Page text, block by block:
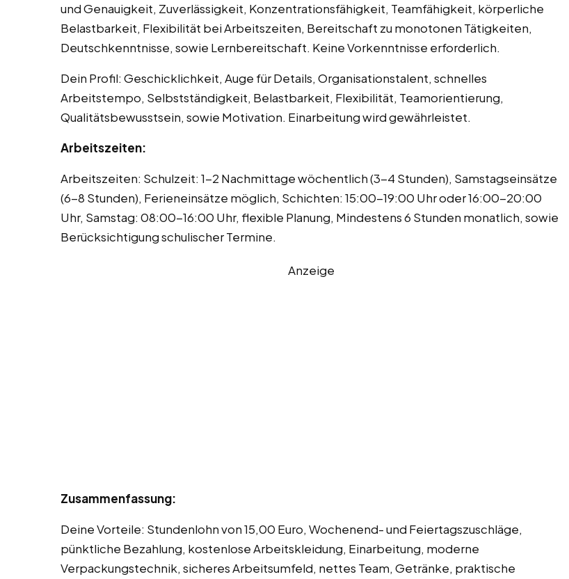
und Genauigkeit, Zuverlässigkeit, Konzentrationsfähigkeit, Teamfähigkeit, körperliche
Belastbarkeit, Flexibilität bei Arbeitszeiten, Bereitschaft zu monotonen Tätigkeiten,
Deutschkenntnisse, sowie Lernbereitschaft. Keine Vorkenntnisse erforderlich.
Dein Profil: Geschicklichkeit, Auge für Details, Organisationstalent, schnelles
Arbeitstempo, Selbstständigkeit, Belastbarkeit, Flexibilität, Teamorientierung,
Qualitätsbewusstsein, sowie Motivation. Einarbeitung wird gewährleistet.
Arbeitszeiten:
Arbeitszeiten: Schulzeit: 1-2 Nachmittage wöchentlich (3-4 Stunden), Samstagseinsätze
(6-8 Stunden), Ferieneinsätze möglich, Schichten: 15:00-19:00 Uhr oder 16:00-20:00
Uhr, Samstag: 08:00-16:00 Uhr, flexible Planung, Mindestens 6 Stunden monatlich, sowie
Berücksichtigung schulischer Termine.
Anzeige
Zusammenfassung:
Deine Vorteile: Stundenlohn von 15,00 Euro, Wochenend- und Feiertagszuschläge,
pünktliche Bezahlung, kostenlose Arbeitskleidung, Einarbeitung, moderne
Verpackungstechnik, sicheres Arbeitsumfeld, nettes Team, Getränke, praktische